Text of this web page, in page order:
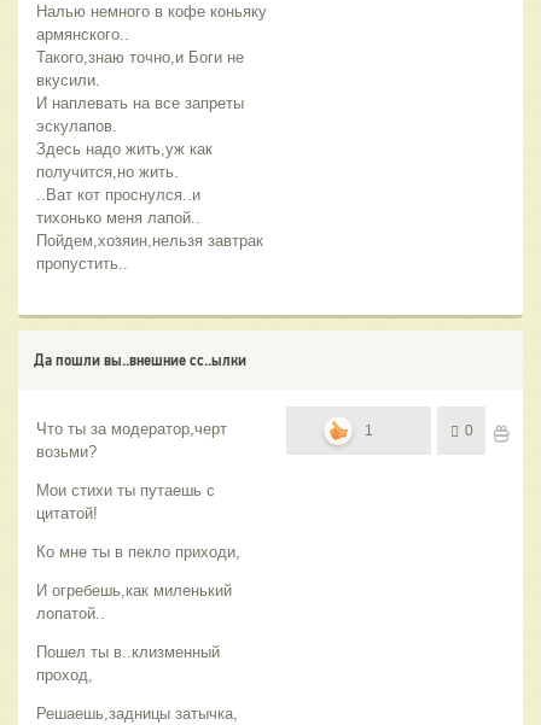
Налью немного в кофе коньяку
армянского..
Такого,знаю точно,и Боги не
вкусили.
И наплевать на все запреты
эскулапов.
Здесь надо жить,уж как
получится,но жить.
..Ват кот проснулся..и
тихонько меня лапой..
Пойдем,хозяин,нельзя завтрак
пропустить..
Да пошли вы..внешние сс..ылки
Что ты за модератор,черт
возьми?
Мои стихи ты путаешь с
цитатой!
Ко мне ты в пекло приходи,
И огребешь,как миленький
лопатой..
Пошел ты в..клизменный
проход,
Решаешь,задницы затычка,
1 0